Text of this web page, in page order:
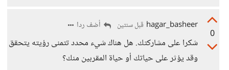
0
hagar_basheer قبل سنتين أضف ردا
شكرا على مشاركتك. هل هناك شيء محدد تتمنى رؤيته يتحقق
وقد يؤثر على حياتك أو حياة المقربين منك؟